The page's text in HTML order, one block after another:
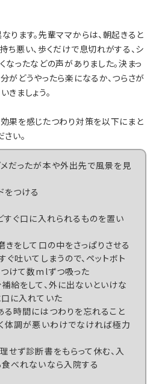
ります。先輩ママからは、朝起きると
ち悪い、歩くだけで息切れがする、シ
なったなどの声がありました。決まっ
がどうやったら楽になるか、つらさが
ましょう。
果を感じたつわり対策を以下にまと
い。
だったが本や外出先で風景を見
をつける
すぐ口に入れられるものを置い
きをして口の中をさっぱりさせる
ぐ吐いてしまうので、ペットボト
けて数mlずつ吸った
給をして、外に出ないといけな
に入れていた
る時間にはつわりを忘れること
体調が悪いわけでなければ極力
せず診断書をもらって休む、入
べれないなら入院する